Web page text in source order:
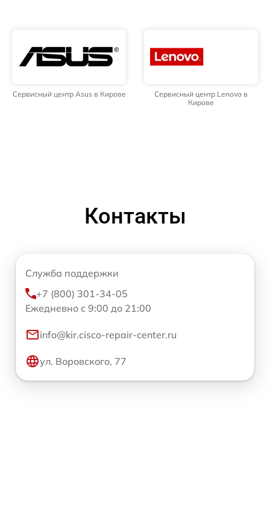
Сервисный центр Asus в Кирове
Сервисный центр Lenovo в
Кирове
Контакты
Служба поддержки
+7 (800) 301-34-05
Ежедневно с 9:00 до 21:00
info@kir.cisco-repair-center.ru
ул. Воровского, 77